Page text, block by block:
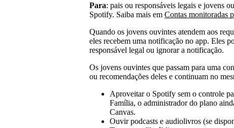
Para: pais ou responsáveis legais e jovens
Spotify. Saiba mais em Contas monitoradas
Quando os jovens ouvintes atendem aos
eles recebem uma notificação no app. Eles
responsável legal ou ignorar a notificação.
Os jovens ouvintes que passam para uma
ou recomendações deles e continuam no
Aproveitar o Spotify sem o controle
Família, o administrador do plano
Canvas.
Ouvir podcasts e audiolivros (se